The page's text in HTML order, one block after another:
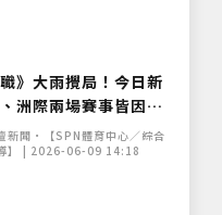
》大雨攪局！今日新
洲際兩場賽事皆因雨
補賽日程出爐
新聞•【SPN體育中心／綜合
】 | 2026-06-09 14:18